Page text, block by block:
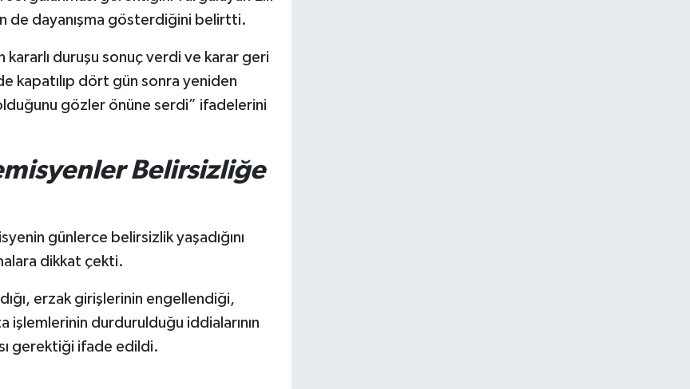
de dayanışma gösterdiğini belirtti.
kararlı duruşu sonuç verdi ve karar geri
kapatılıp dört gün sonra yeniden
gözler önüne serdi” ifadelerini
Belirsizliğe
günlerce belirsizlik yaşadığını
dikkat çekti.
erzak girişlerinin engellendiği,
işlemlerinin durdurulduğu iddialarının
gerektiği ifade edildi.